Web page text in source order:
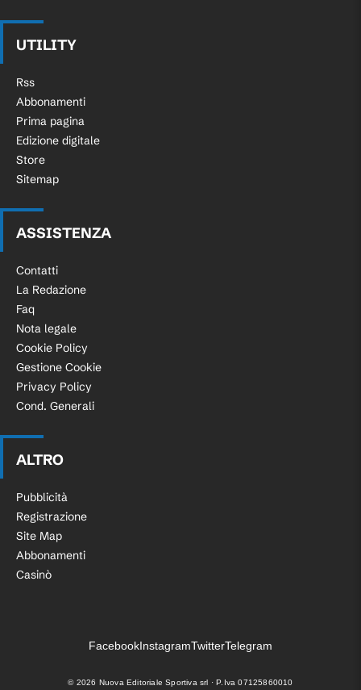
UTILITY
Rss
Abbonamenti
Prima pagina
Edizione digitale
Store
Sitemap
ASSISTENZA
Contatti
La Redazione
Faq
Nota legale
Cookie Policy
Gestione Cookie
Privacy Policy
Cond. Generali
ALTRO
Pubblicità
Registrazione
Site Map
Abbonamenti
Casinò
FacebookInstagramTwitterTelegram
© 2026 Nuova Editoriale Sportiva srl · P.Iva 07125860010